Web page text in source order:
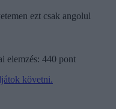
ezt csak angolul
elemzés: 440 pont
követni.